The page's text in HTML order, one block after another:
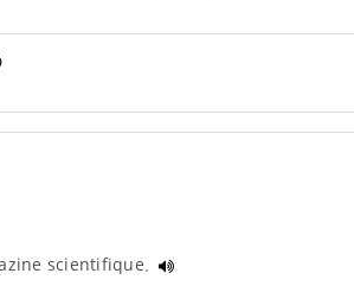
scientifique.